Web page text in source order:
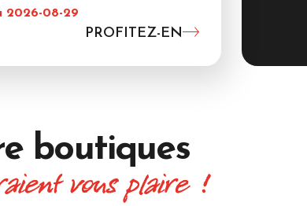
2026-08-29
PROFITEZ-EN
boutiques
vous plaire !